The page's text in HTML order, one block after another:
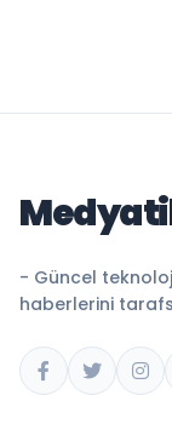
- Güncel
haberlerini